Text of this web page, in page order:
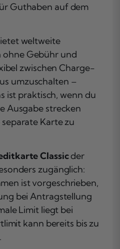
Guthaben auf dem
weltweite
ohne Gebühr und
zwischen Charge-
umzuschalten –
ist praktisch, wenn du
Ausgabe strecken
Karte zu
Classicder
zugänglich:
ist vorgeschrieben,
bei Antragstellung
Limit liegt bei
kann bereits bis zu